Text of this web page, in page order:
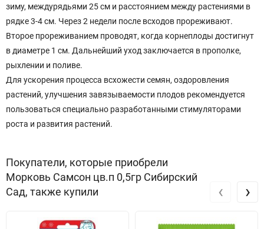
зиму, междурядьями 25 см и расстоянием между растениями в
рядке 3-4 см. Через 2 недели после всходов прореживают.
Второе прореживанием проводят, когда корнеплоды достигнут
в диаметре 1 см. Дальнейший уход заключается в прополке,
рыхлении и поливе.
Для ускорения процесса всхожести семян, оздоровления
растений, улучшения завязываемости плодов рекомендуется
пользоваться специально разработанными стимуляторами
роста и развития растений.
Покупатели, которые приобрели
Морковь Самсон цв.п 0,5гр Сибирский
Сад, также купили
‹ ›